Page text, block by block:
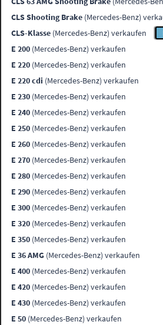
CLS Shooting Brake (Mercedes-Benz)
CLS-Klasse (Mercedes-Benz) verkaufen
E 200 (Mercedes-Benz) verkaufen
E 220 (Mercedes-Benz) verkaufen
E 220 cdi (Mercedes-Benz) verkaufen
E 230 (Mercedes-Benz) verkaufen
E 240 (Mercedes-Benz) verkaufen
E 250 (Mercedes-Benz) verkaufen
E 260 (Mercedes-Benz) verkaufen
E 270 (Mercedes-Benz) verkaufen
E 280 (Mercedes-Benz) verkaufen
E 290 (Mercedes-Benz) verkaufen
E 300 (Mercedes-Benz) verkaufen
E 320 (Mercedes-Benz) verkaufen
E 350 (Mercedes-Benz) verkaufen
E 36 AMG (Mercedes-Benz) verkaufen
E 400 (Mercedes-Benz) verkaufen
E 420 (Mercedes-Benz) verkaufen
E 430 (Mercedes-Benz) verkaufen
E 50 (Mercedes-Benz) verkaufen